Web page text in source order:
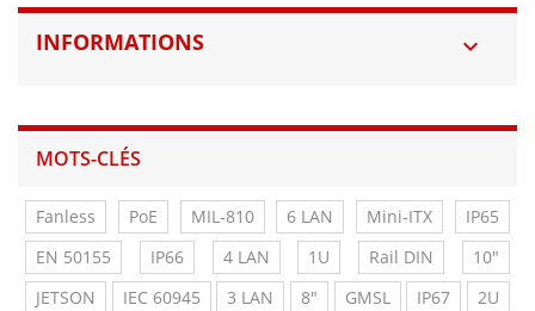
INFORMATIONS 
MOTS-CLÉS
Fanless PoE MIL-810 6 LAN Mini-ITX
IP65
EN 50155
IP66 4 LAN 1U Rail DIN
10"
JETSON
IEC 60945 3 LAN 8" GMSL IP67
2U